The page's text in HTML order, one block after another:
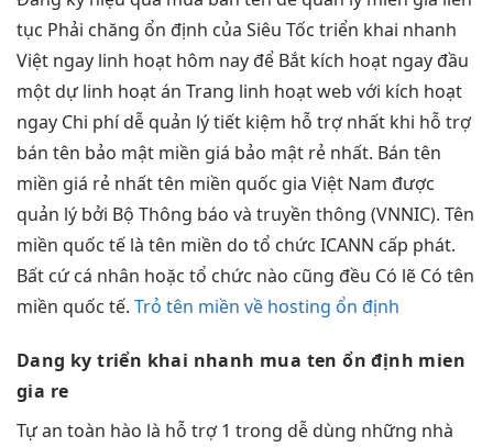
tục Phải chăng ổn định của Siêu Tốc triển khai nhanh
Việt ngay linh hoạt hôm nay để Bắt kích hoạt ngay đầu
một dựlinh hoạtán Trang linh hoạtweb với kích hoạt
ngay Chi phídễ quản lýtiết kiệm hỗ trợnhất khi hỗ trợ
bán tên bảo mật miền giá bảo mật rẻ nhất. Bán tên
miền giá rẻ nhất tên miền quốc gia Việt Nam được
quản lý bởi Bộ Thông báo và truyền thông (VNNIC). Tên
miền quốc tế là tên miền do tổ chức ICANN cấp phát.
Bất cứ cá nhân hoặc tổ chức nào cũng đều Có lẽ Có tên
miền quốc tế. Trỏ tên miền về hosting ổn định
Dang kytriển khai nhanh mua tenổn định mien
gia re
Tựan toàn hào là hỗ trợ1 trong dễ dùng những nhà